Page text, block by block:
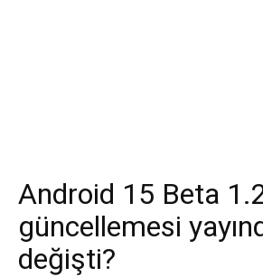
Android 15 Beta
güncellemesi
değişti?